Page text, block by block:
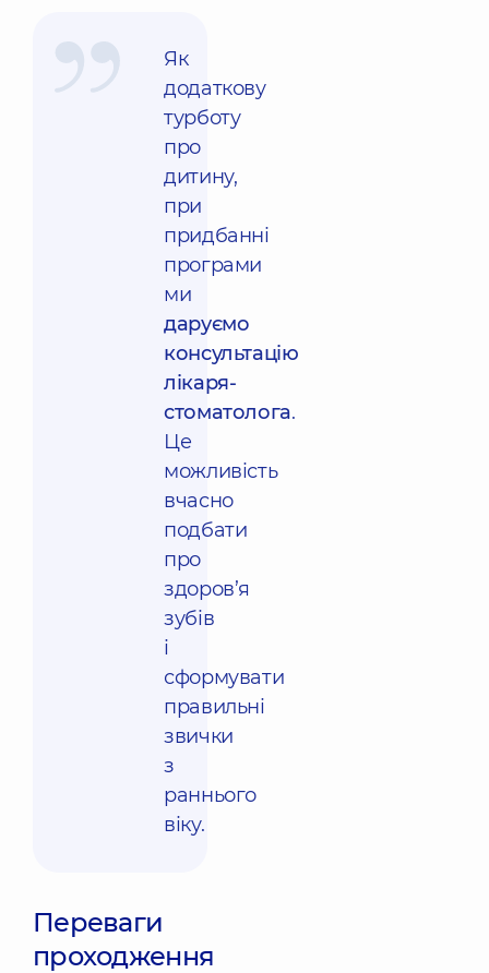
Як
додаткову
турботу
про
дитину,
при
придбанні
програми
ми
даруємо
консультацію
лікаря-
стоматолога.
Це
можливість
вчасно
подбати
про
здоров’я
зубів
і
сформувати
правильні
звички
з
раннього
віку.
Переваги
проходження